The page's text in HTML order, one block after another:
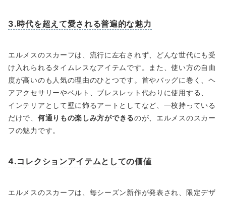
3.時代を超えて愛される普遍的な魅力
エルメスのスカーフは、流行に左右されず、どんな世代にも受
け入れられるタイムレスなアイテムです。また、使い方の自由
度が高いのも人気の理由のひとつです。首やバッグに巻く、ヘ
アアクセサリーやベルト、ブレスレット代わりに使用する、
インテリアとして壁に飾るアートとしてなど、一枚持っている
だけで、 何通りもの楽しみ方ができるのが、エルメスのスカー
フの魅力です。
4.コレクションアイテムとしての価値
エルメスのスカーフは、毎シーズン新作が発表され、限定デザ